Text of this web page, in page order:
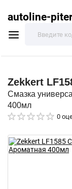
autoline-
Zekkert
Смазка
400мл
0